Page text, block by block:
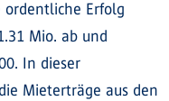
Erfolg
Mio. ab und
In dieser
Mieterträge aus den